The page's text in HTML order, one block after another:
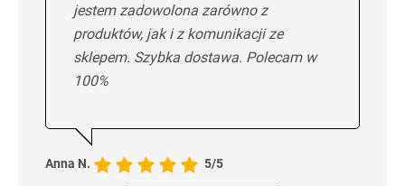
jestem zadowolona zarówno z
produktów, jak i z komunikacji ze
sklepem. Szybka dostawa. Polecam w
100%
Anna N. 5/5